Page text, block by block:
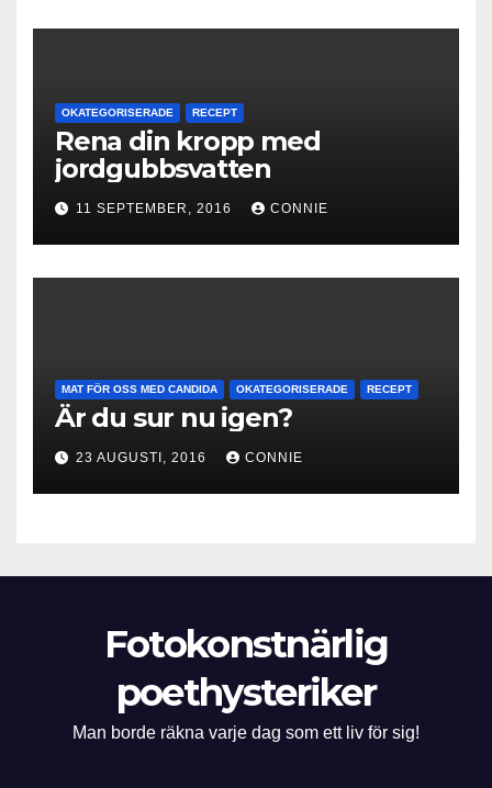
OKATEGORISERADE RECEPT
Rena din kropp med
jordgubbsvatten
11 SEPTEMBER, 2016 CONNIE
MAT FÖR OSS MED CANDIDA OKATEGORISERADE RECEPT
Är du sur nu igen?
23 AUGUSTI, 2016 CONNIE
Fotokonstnärlig
poethysteriker
Man borde räkna varje dag som ett liv för sig!